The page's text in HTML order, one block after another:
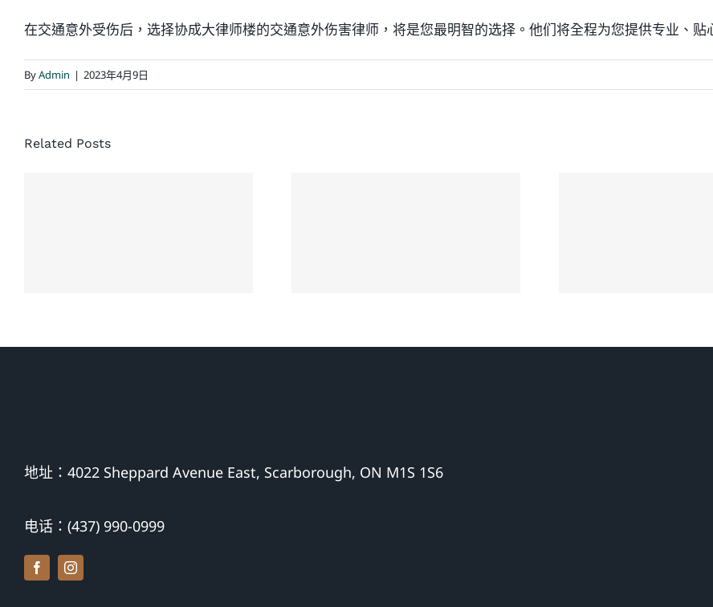
在交通意外受伤后，选择协成大律师楼的交通意外伤害律师，将是您最明智的选择。他们将全程为您提供专业、
ByAdmin | 2023年4月9日
Related Posts
地址：4022 Sheppard Avenue East, Scarborough, ON M1S 1S6
电话：(437) 990-0999